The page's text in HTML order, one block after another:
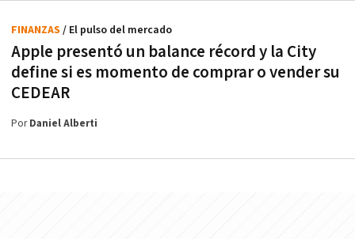
Apple presentó un balance récord y la City
define si es momento de comprar o vender su
CEDEAR
FINANZAS / El pulso del mercado
PorDaniel Alberti